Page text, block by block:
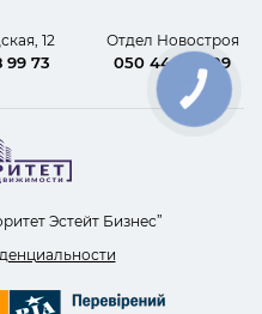
12
99 73
Отдел Новостроя
050 440 62 09
Эстейт Бизнес”
КНОПКА
СВЯЗИ